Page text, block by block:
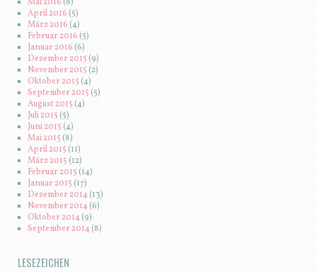
April 2016(5)
März 2016 (4)
Februar 2016(5)
Januar 2016 (6)
Dezember 2015 (9)
November 2015 (2)
Oktober 2015 (4)
September 2015 (5)
August 2015 (4)
Juli 2015 (5)
Juni 2015 (4)
Mai 2015(8)
April 2015 (11)
März 2015 (12)
Februar 2015 (14)
Januar 2015 (17)
Dezember 2014(13)
November 2014(6)
Oktober 2014(9)
September 2014(8)
LESEZEICHEN